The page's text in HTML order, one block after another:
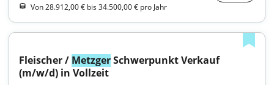
Von 28.912,00 € bis 34.500,00 € pro Jahr
Fleischer / Metzger Schwerpunkt Verkauf
(m/w/d) in Vollzeit